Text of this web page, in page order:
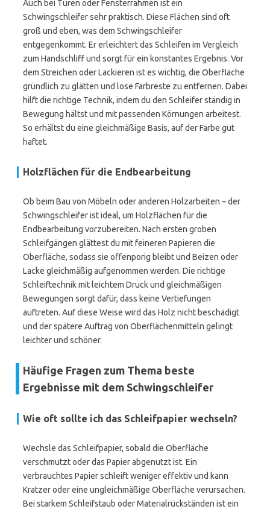
Auch bei Türen oder Fensterrahmen ist ein
Schwingschleifer sehr praktisch. Diese Flächen sind oft
groß und eben, was dem Schwingschleifer
entgegenkommt. Er erleichtert das Schleifen im Vergleich
zum Handschliff und sorgt für ein konstantes Ergebnis. Vor
dem Streichen oder Lackieren ist es wichtig, die Oberfläche
gründlich zu glätten und lose Farbreste zu entfernen. Dabei
hilft die richtige Technik, indem du den Schleifer ständig in
Bewegung hältst und mit passenden Körnungen arbeitest.
So erhältst du eine gleichmäßige Basis, auf der Farbe gut
haftet.
Holzflächen für die Endbearbeitung
Ob beim Bau von Möbeln oder anderen Holzarbeiten – der
Schwingschleifer ist ideal, um Holzflächen für die
Endbearbeitung vorzubereiten. Nach ersten groben
Schleifgängen glättest du mit feineren Papieren die
Oberfläche, sodass sie offenporig bleibt und Beizen oder
Lacke gleichmäßig aufgenommen werden. Die richtige
Schleiftechnik mit leichtem Druck und gleichmäßigen
Bewegungen sorgt dafür, dass keine Vertiefungen
auftreten. Auf diese Weise wird das Holz nicht beschädigt
und der spätere Auftrag von Oberflächenmitteln gelingt
leichter und schöner.
Häufige Fragen zum Thema beste
Ergebnisse mit dem Schwingschleifer
Wie oft sollte ich das Schleifpapier wechseln?
Wechsle das Schleifpapier, sobald die Oberfläche
verschmutzt oder das Papier abgenutzt ist. Ein
verbrauchtes Papier schleift weniger effektiv und kann
Kratzer oder eine ungleichmäßige Oberfläche verursachen.
Bei starkem Schleifstaub oder Materialrückständen ist ein